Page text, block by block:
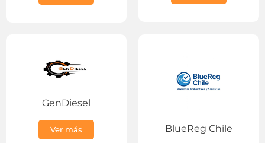
GenDiesel
Ver más BlueReg Chile